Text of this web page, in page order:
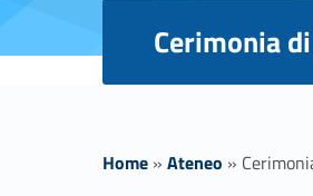
Cerimonia
Home » Ateneo »